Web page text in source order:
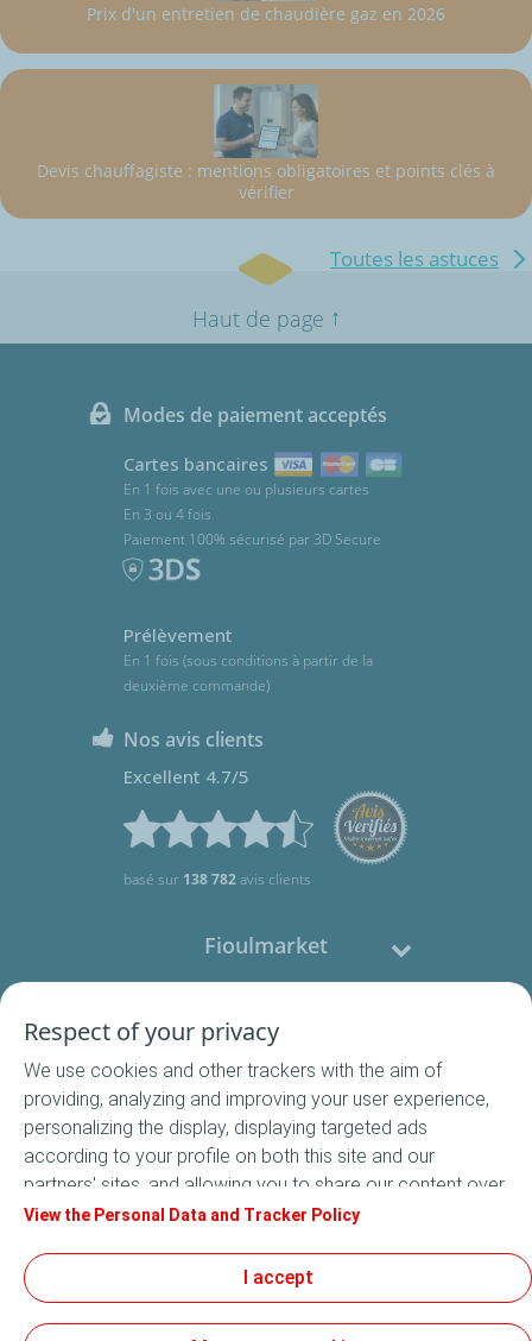
Prix d'un entretien de chaudière gaz en 2026
Devis chauffagiste : mentions obligatoires et points clés à
vérifier
Toutes les astuces
Haut de page ↑
Modes de paiement acceptés
Cartes bancaires
En 1 fois avec une ou plusieurs cartes
En 3 ou 4 fois
Paiement 100% sécurisé par 3D Secure
Prélèvement
En 1 fois (sous conditions à partir de la
deuxième commande)
Nos avis clients
Excellent 4.7/5
basé sur 138 782avis clients
Fioulmarket
Nous contacter
Suivez-nous
Conditions Générales de Vente
Respect of your privacy
We use cookies and other trackers with the aim of
providing, analyzing and improving your user experience,
personalizing the display, displaying targeted ads
according to your profile on both this site and our
partners' sites, and allowing you to share our content over
social media. In accordance with French legislation,
default. You can change your cookie settings at any time
by clicking on the "Manage my cookies" button. By clicking
on the "Accept" button, you agree that we may store all
View the Personal Data and Tracker Policy
I accept